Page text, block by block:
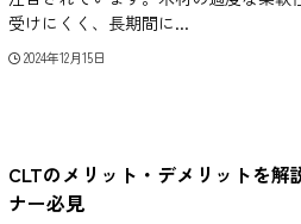
受けにくく、長期間に...
2024年12月15日
CLTのメリット・デメリットを
ナー必見